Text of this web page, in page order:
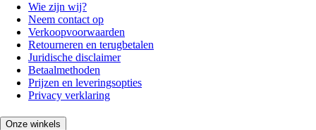
Wie zijn wij?
Neem contact op
Verkoopvoorwaarden
Retourneren en terugbetalen
Juridische disclaimer
Betaalmethoden
Prijzen en leveringsopties
Privacy verklaring
Onze winkels